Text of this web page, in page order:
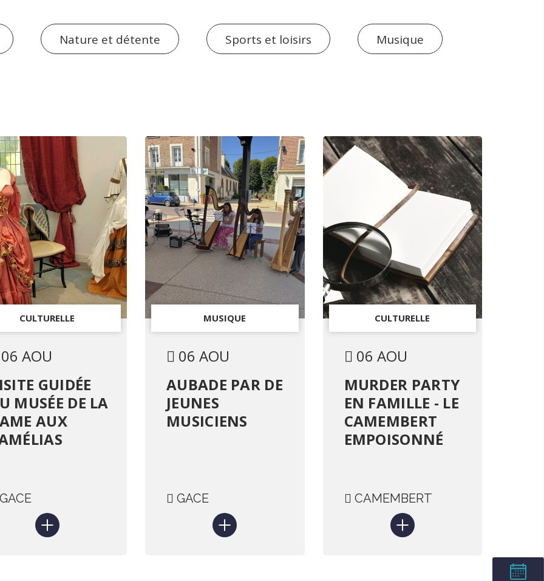
Nature et détente Sports et loisirs Musique
CULTURELLE
AOU
GUIDÉE
MUSÉE DE LA
AUX
MUSIQUE
06 AOU
AUBADE PAR DE
JEUNES
MUSICIENS
GACE
CULTURELLE
06 AOU
MURDER PARTY
EN FAMILLE - LE
CAMEMBERT
EMPOISONNÉ
CAMEMBERT